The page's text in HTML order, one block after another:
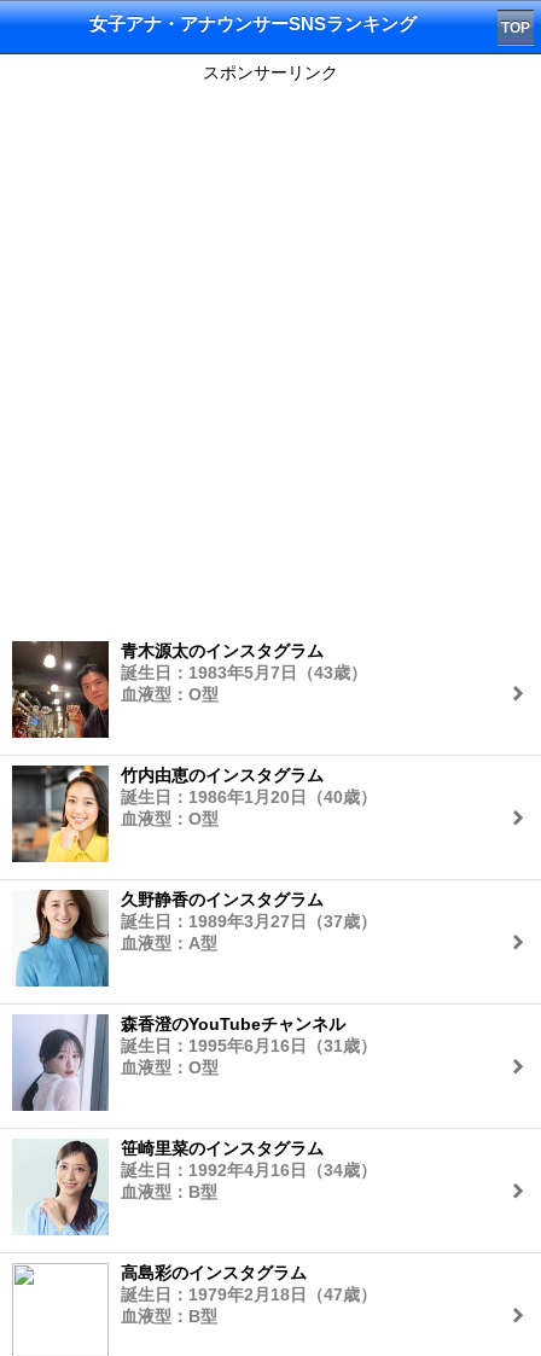
女子アナ・アナウンサーSNSランキング TOP
スポンサーリンク
青木源太のインスタグラム
誕生日：1983年5月7日（43歳）
血液型：O型
竹内由恵のインスタグラム
誕生日：1986年1月20日（40歳）
血液型：O型
久野静香のインスタグラム
誕生日：1989年3月27日（37歳）
血液型：A型
森香澄のYouTubeチャンネル
誕生日：1995年6月16日（31歳）
血液型：O型
笹崎里菜のインスタグラム
誕生日：1992年4月16日（34歳）
血液型：B型
高島彩のインスタグラム
誕生日：1979年2月18日（47歳）
血液型：B型